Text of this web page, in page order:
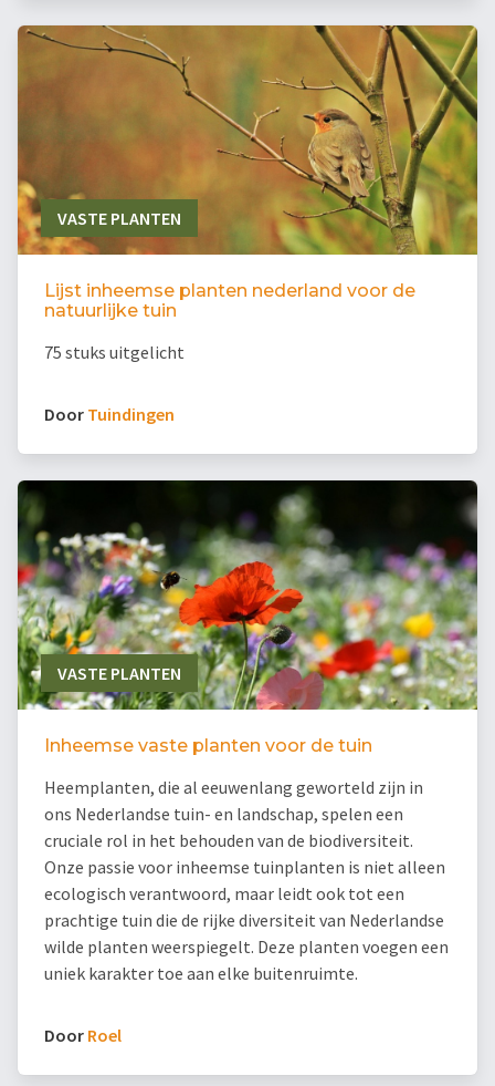
VASTE PLANTEN
Lijst inheemse planten nederland voor de
natuurlijke tuin
75 stuks uitgelicht
Door Tuindingen
VASTE PLANTEN
Inheemse vaste planten voor de tuin
Heemplanten, die al eeuwenlang geworteld zijn in
ons Nederlandse tuin- en landschap, spelen een
cruciale rol in het behouden van de biodiversiteit.
Onze passie voor inheemse tuinplanten is niet alleen
ecologisch verantwoord, maar leidt ook tot een
prachtige tuin die de rijke diversiteit van Nederlandse
wilde planten weerspiegelt. Deze planten voegen een
uniek karakter toe aan elke buitenruimte.
Door Roel